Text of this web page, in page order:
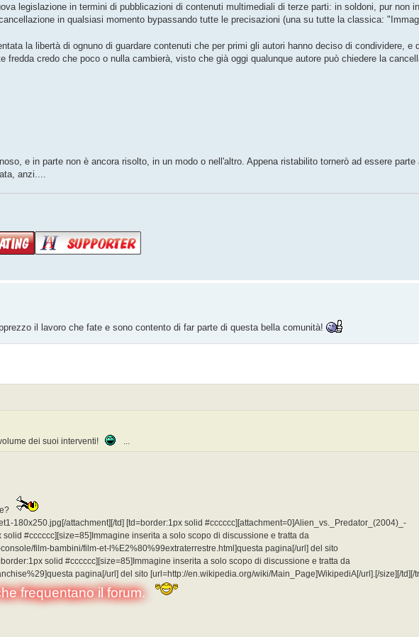
legislazione in termini di pubblicazioni di contenuti multimediali di terze parti: in soldoni, pur non
in qualsiasi momento bypassando tutte le precisazioni (una su tutte la classica:
la libertà di ognuno di guardare contenuti che per primi gli autori hanno deciso di condividere, e
credo che poco o nulla cambierà, visto che già oggi qualunque autore può chiedere la
e in parte non è ancora risolto, in un modo o nell'altro. Appena ristabilito tornerò ad essere parte
anzi....
il lavoro che fate e sono contento di far parte di questa bella comunità!
dei suoi interventi!
180x250.jpg[/attachment][/td] [td=border:1px solid #cccccc][attachment=0]Alien_vs._Predator_(2004)_-
solid #cccccc][size=85]Immagine inserita a solo scopo di discussione e tratta da
film-bambini/film-et-l%E2%80%99extraterrestre.html]questa pagina[/url] del sito
solid #cccccc][size=85]Immagine inserita a solo scopo di discussione e tratta da
pagina[/url] del sito [url=http://en.wikipedia.org/wiki/Main_Page]WikipediA[/url].[/size][/td][/
frequentano il forum.